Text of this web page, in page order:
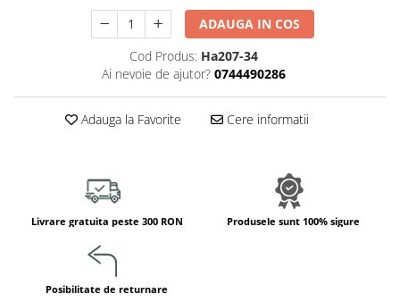
Jocuri matematice
Jucării de sortare
Dezvoltare psihomotrica
Jucarii de echilibru
Module din burete
Motricitate fina
ADAUGA IN COS
Cod Produs: Ha207-34
Ai nevoie de ajutor? 0744490286
Adauga la Favorite Cere informatii
Livrare gratuita peste 300 RON Produsele sunt 100% sigure
Posibilitate de returnare